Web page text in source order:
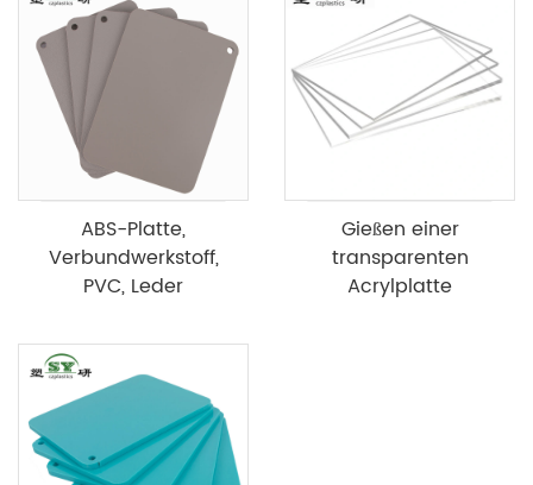
ABS-Platte,
Verbundwerkstoff,
PVC, Leder
Gießen einer
transparenten
Acrylplatte